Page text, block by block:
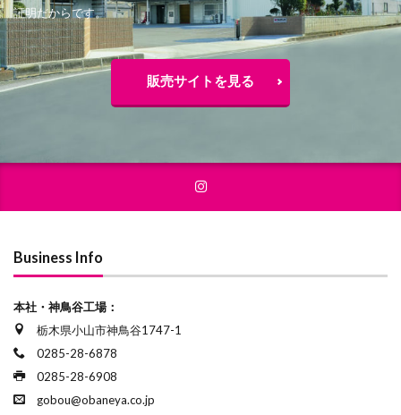
証明だからです。
販売サイトを見る
Business Info
本社・神鳥谷工場：
栃木県小山市神鳥谷1747-1
0285-28-6878
0285-28-6908
gobou@obaneya.co.jp